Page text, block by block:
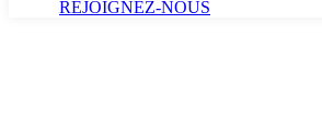
REJOIGNEZ-NOUS